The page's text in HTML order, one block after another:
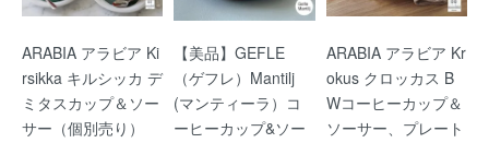
ARABIA アラビア Ki
rsikka キルシッカ デ
ミタスカップ＆ソー
サー（個別売り）
【美品】GEFLE
（ゲフレ）Mantilj
(マンティーラ）コ
ーヒーカップ&ソー
ARABIA アラビア Kr
okus クロッカス B
Wコーヒーカップ＆
ソーサー、プレート